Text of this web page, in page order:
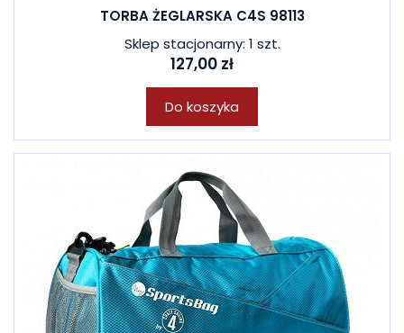
TORBA ŻEGLARSKA C4S 98113
Sklep stacjonarny: 1 szt.
127,00 zł
Do koszyka